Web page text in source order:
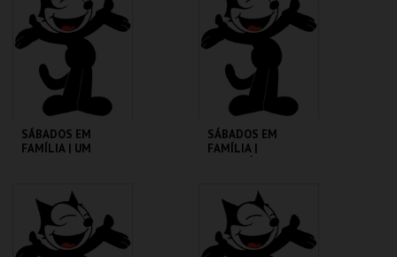
MAIS INFO
COMPRAR
MAIS INFO
COMPRAR
SÁBADOS EM
FAMÍLIA | UM
CINEMATECA
MAIS INFO
SÁBADOS EM
FAMÍLIA |
CINEMATECA
MAIS INFO